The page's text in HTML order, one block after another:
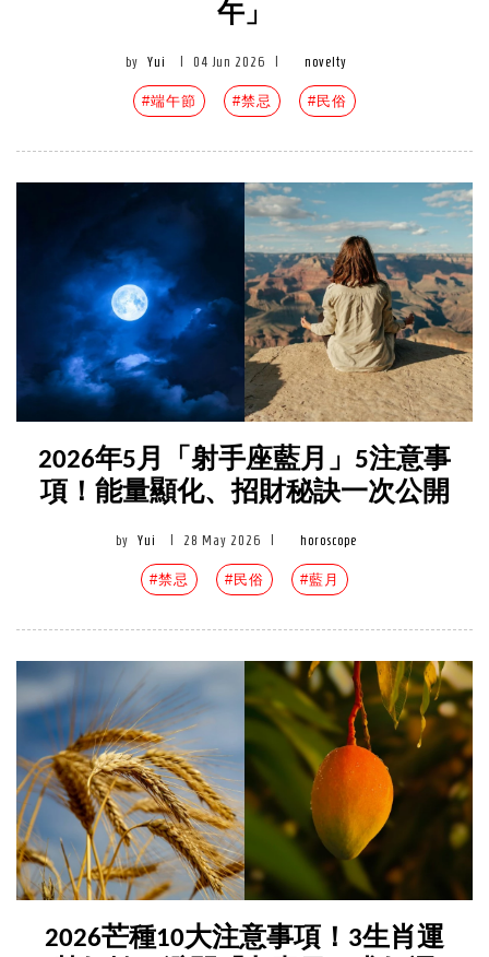
午」
by Yui 04 Jun 2026 novelty
#端午節 #禁忌 #民俗
2026年5月「射手座藍月」5注意事
項！能量顯化、招財秘訣一次公開
by Yui 28 May 2026 horoscope
#禁忌 #民俗 #藍月
2026芒種10大注意事項！3生肖運